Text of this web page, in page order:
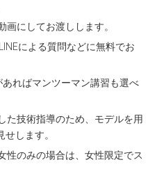
にしてお渡しします。
による質問などに無料でお
ればマンツーマン講習も選べ
た技術指導のため、モデルを用
します。
性のみの場合は、女性限定でス